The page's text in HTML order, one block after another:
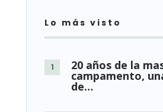
Lo más visto
20 años de la
campamento,
de…